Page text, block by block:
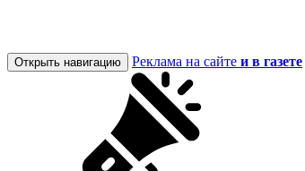
Открыть навигацию Реклама на сайте и в газете